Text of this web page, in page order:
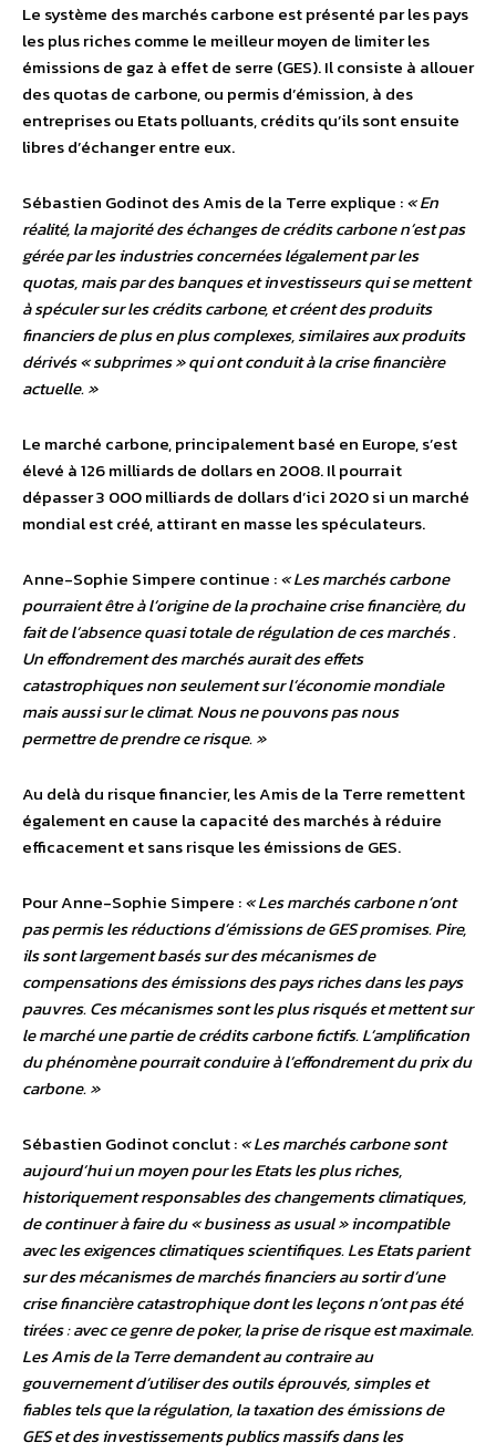
Le système des marchés carbone est présenté par les pays
les plus riches comme le meilleur moyen de limiter les
émissions de gaz à effet de serre (GES). Il consiste à allouer
des quotas de carbone, ou permis d’émission, à des
entreprises ou Etats polluants, crédits qu’ils sont ensuite
libres d’échanger entre eux.
Sébastien Godinot des Amis de la Terre explique :« En
réalité, la majorité des échanges de crédits carbone n’est pas
gérée par les industries concernées légalement par les
quotas, mais par des banques et investisseurs qui se mettent
à spéculer sur les crédits carbone, et créent des produits
financiers de plus en plus complexes, similaires aux produits
dérivés « subprimes » qui ont conduit à la crise financière
actuelle. »
Le marché carbone, principalement basé en Europe, s’est
élevé à 126 milliards de dollars en 2008. Il pourrait
dépasser 3 000 milliards de dollars d’ici 2020 si un marché
mondial est créé, attirant en masse les spéculateurs.
Anne-Sophie Simpere continue :« Les marchés carbone
pourraient être à l’origine de la prochaine crise financière, du
fait de l’absence quasi totale de régulation de ces marchés .
Un effondrement des marchés aurait des effets
catastrophiques non seulement sur l’économie mondiale
mais aussi sur le climat. Nous ne pouvons pas nous
permettre de prendre ce risque. »
Au delà du risque financier, les Amis de la Terre remettent
également en cause la capacité des marchés à réduire
efficacement et sans risque les émissions de GES.
Pour Anne-Sophie Simpere :« Les marchés carbone n’ont
pas permis les réductions d’émissions de GES promises. Pire,
ils sont largement basés sur des mécanismes de
compensations des émissions des pays riches dans les pays
pauvres. Ces mécanismes sont les plus risqués et mettent sur
le marché une partie de crédits carbone fictifs. L’amplification
du phénomène pourrait conduire à l’effondrement du prix du
carbone. »
Sébastien Godinot conclut :« Les marchés carbone sont
aujourd’hui un moyen pour les Etats les plus riches,
historiquement responsables des changements climatiques,
de continuer à faire du « business as usual » incompatible
avec les exigences climatiques scientifiques. Les Etats parient
sur des mécanismes de marchés financiers au sortir d’une
crise financière catastrophique dont les leçons n’ont pas été
tirées : avec ce genre de poker, la prise de risque est maximale.
Les Amis de la Terre demandent au contraire au
gouvernement d’utiliser des outils éprouvés, simples et
fiables tels que la régulation, la taxation des émissions de
GES et des investissements publics massifs dans les